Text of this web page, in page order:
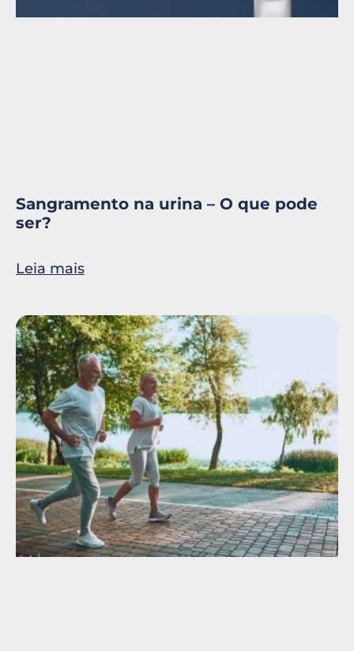
Sangramento na urina – O que pode
ser?
Leia mais